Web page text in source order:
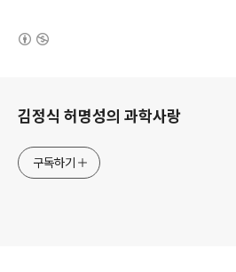
김정식 허명성의 과학사랑
구독하기